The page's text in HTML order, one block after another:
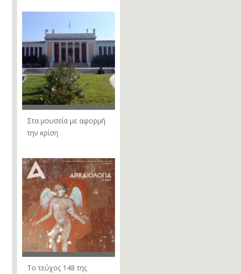
Στα μουσεία με αφορμή
την κρίση
Το τεύχος 148 της